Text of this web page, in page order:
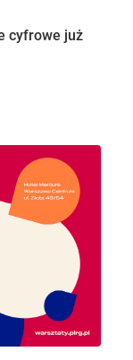
cyfrowe już